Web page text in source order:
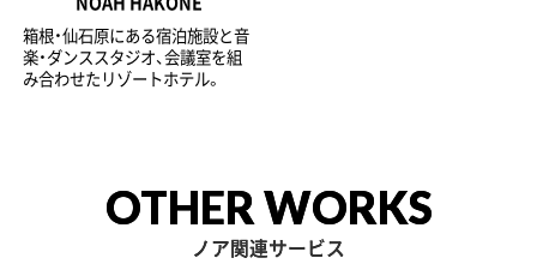
箱根・仙石原にある宿泊施設と音
楽・ダンススタジオ、会議室を組
み合わせたリゾートホテル。
OTHER WORKS
ノア関連サービス